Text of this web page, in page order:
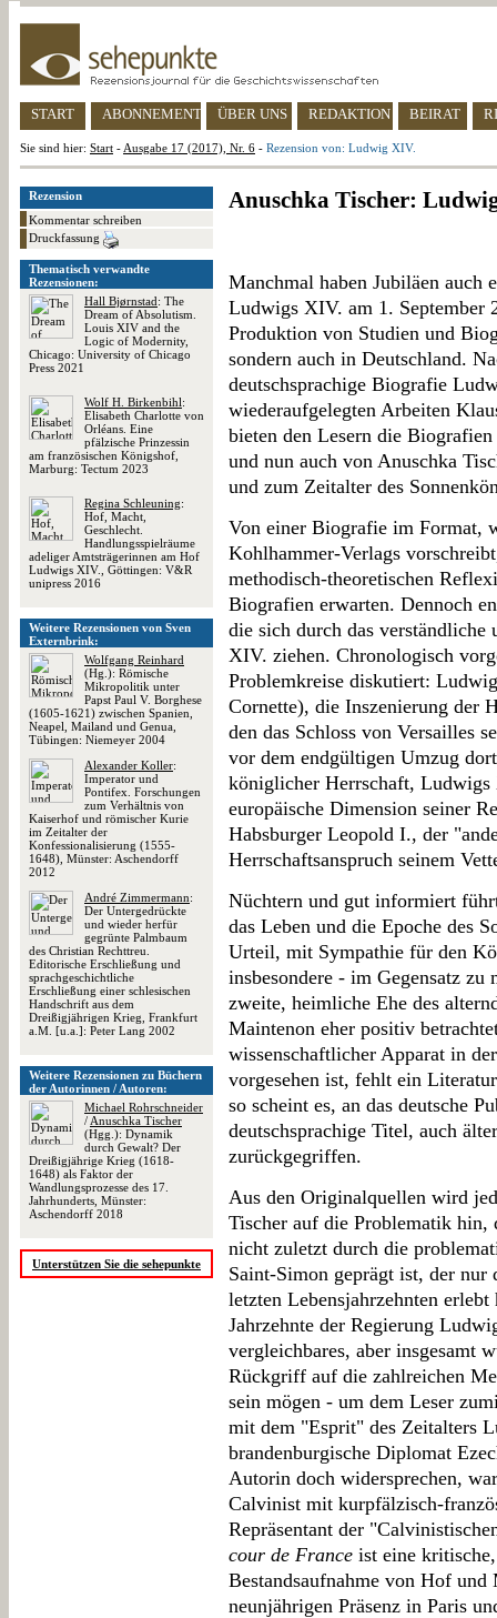
START ABONNEMENT ÜBER UNS REDAKTION BEIRAT
Sie sind hier: Start - Ausgabe 17 (2017), Nr. 6 - Rezension von: Ludwig XIV.
Rezension
Kommentar schreiben
Druckfassung
Thematisch verwandte
Rezensionen:
Hall Bjørnstad: The
Dream of Absolutism.
Louis XIV and the
Logic of Modernity,
Chicago: University of Chicago
Press 2021
Wolf H. Birkenbihl:
Elisabeth Charlotte von
Orléans. Eine
pfälzische Prinzessin
am französischen Königshof,
Marburg: Tectum 2023
Regina Schleuning:
Hof, Macht,
Geschlecht.
Handlungsspielräume
adeliger Amtsträgerinnen am Hof
Ludwigs XIV., Göttingen: V&R
unipress 2016
Weitere Rezensionen von Sven
Externbrink:
Wolfgang Reinhard
(Hg.): Römische
Mikropolitik unter
Papst Paul V. Borghese
(1605-1621) zwischen Spanien,
Neapel, Mailand und Genua,
Tübingen: Niemeyer 2004
Alexander Koller:
Imperator und
Pontifex. Forschungen
zum Verhältnis von
Kaiserhof und römischer Kurie
im Zeitalter der
Konfessionalisierung (1555-
1648), Münster: Aschendorff
2012
André Zimmermann:
Der Untergedrückte
und wieder herfür
gegrünte Palmbaum
des Christian Rechttreu.
Editorische Erschließung und
sprachgeschichtliche
Erschließung einer schlesischen
Handschrift aus dem
Dreißigjährigen Krieg, Frankfurt
a.M. [u.a.]: Peter Lang 2002
Weitere Rezensionen zu Büchern
der Autorinnen / Autoren:
Michael Rohrschneider
/ Anuschka Tischer
(Hgg.): Dynamik
durch Gewalt? Der
Dreißigjährige Krieg (1618-
1648) als Faktor der
Wandlungsprozesse des 17.
Jahrhunderts, Münster:
Aschendorff 2018
Unterstützen Sie die sehepunkte
Anuschka Tischer:
Manchmal haben Jubiläen auch
Ludwigs XIV. am 1. September
Produktion von Studien und
sondern auch in Deutschland.
deutschsprachige Biografie
wiederaufgelegten Arbeiten
bieten den Lesern die
und nun auch von Anuschka
und zum Zeitalter des
Von einer Biografie im Format,
Kohlhammer-Verlags
methodisch-theoretischen
Biografien erwarten. Dennoch
die sich durch das
XIV. ziehen. Chronologisch
Problemkreise diskutiert:
Cornette), die Inszenierung der
den das Schloss von Versailles
vor dem endgültigen Umzug
königlicher Herrschaft,
europäische Dimension seiner
Habsburger Leopold I., der
Herrschaftsanspruch seinem
Nüchtern und gut informiert
das Leben und die Epoche des
Urteil, mit Sympathie für den
insbesondere - im Gegensatz zu
zweite, heimliche Ehe des
Maintenon eher positiv
wissenschaftlicher Apparat in
vorgesehen ist, fehlt ein
so scheint es, an das deutsche
deutschsprachige Titel, auch
zurückgegriffen.
Aus den Originalquellen wird
Tischer auf die Problematik hin,
nicht zuletzt durch die
Saint-Simon geprägt ist, der nur
letzten Lebensjahrzehnten
Jahrzehnte der Regierung
vergleichbares, aber insgesamt
Rückgriff auf die zahlreichen
sein mögen - um dem Leser
mit dem "Esprit" des Zeitalters
brandenburgische Diplomat
Autorin doch widersprechen,
Calvinist mit kurpfälzisch-
Repräsentant der
cour de France ist eine
Bestandsaufnahme von Hof
neunjährigen Präsenz in Paris